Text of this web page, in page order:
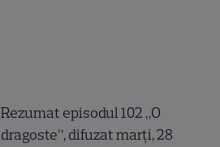
Rezumat episodul 102 „O
dragoste”, difuzat marți, 28